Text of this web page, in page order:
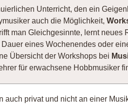
Unterricht, den ein
auch die Möglichkeit,
man Gleichgesinnte, lernt neues
eines Wochenendes oder
Übersicht der Workshops bei
für erwachsene Hobbmusiker
auch privat und nicht an einer